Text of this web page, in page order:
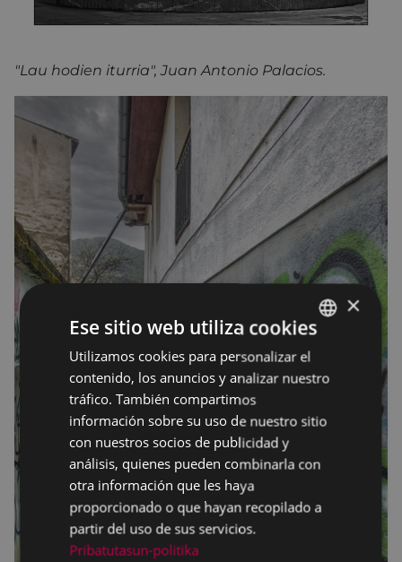
"Lau hodien iturria", Juan Antonio Palacios.
BASQUE
SPANISH
×
Ese sitio web utiliza cookies
Utilizamos cookies para personalizar el
contenido, los anuncios y analizar nuestro
tráfico. También compartimos
información sobre su uso de nuestro sitio
con nuestros socios de publicidad y
análisis, quienes pueden combinarla con
otra información que les haya
proporcionado o que hayan recopilado a
partir del uso de sus servicios.
Pribatutasun-politika